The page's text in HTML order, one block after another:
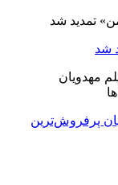
شد
پرفروش‌ترین